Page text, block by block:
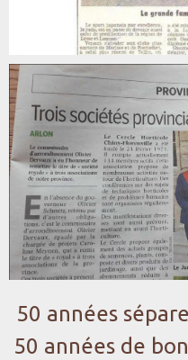
50 années
50 années de